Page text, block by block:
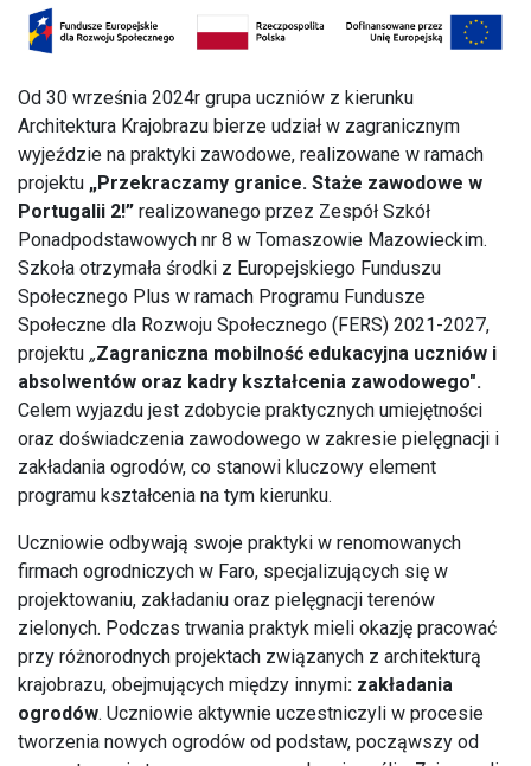
Od 30 września 2024r grupa uczniów z kierunku
Architektura Krajobrazu bierze udział w zagranicznym
wyjeździe na praktyki zawodowe, realizowane w ramach
projektu „Przekraczamy granice. Staże zawodowe w
Portugalii 2!” realizowanego przez Zespół Szkół
Ponadpodstawowych nr 8 w Tomaszowie Mazowieckim.
Szkoła otrzymała środki z Europejskiego Funduszu
Społecznego Plus w ramach Programu Fundusze
Społeczne dla Rozwoju Społecznego (FERS) 2021-2027,
projektu „Zagraniczna mobilność edukacyjna uczniów i
absolwentów oraz kadry kształcenia zawodowego".
Celem wyjazdu jest zdobycie praktycznych umiejętności
oraz doświadczenia zawodowego w zakresie pielęgnacji i
zakładania ogrodów, co stanowi kluczowy element
programu kształcenia na tym kierunku.
Uczniowie odbywają swoje praktyki w renomowanych
firmach ogrodniczych w Faro, specjalizujących się w
projektowaniu, zakładaniu oraz pielęgnacji terenów
zielonych. Podczas trwania praktyk mieli okazję pracować
przy różnorodnych projektach związanych z architekturą
krajobrazu, obejmujących między innymi: zakładania
ogrodów. Uczniowie aktywnie uczestniczyli w procesie
tworzenia nowych ogrodów od podstaw, począwszy od